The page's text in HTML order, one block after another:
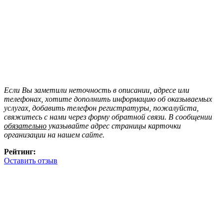
Если Вы заметили неточность в описании, адресе или
телефонах, хотите дополнить информацию об оказываемых
услугах, добавить телефон регистратуры, пожалуйста,
свяжитесь с нами через форму обратной связи. В сообщении
обязательно указывайте адрес страницы карточки
организации на нашем сайте.
Рейтинг:
Оставить отзыв